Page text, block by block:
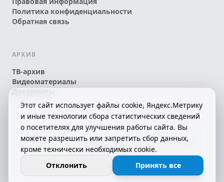
Политика конфиденциальности
Обратная связь
АРХИВ
ТВ-архив
Видеоматериалы
Документы
© 2026 АО «КРТК» • КОМИ ЙÖЗЛЫ — КОМИ
ТЕЛЕКАНАЛ!
СДЕЛАНО С ЛЮБОВЬЮ К РЕСПУБЛИКЕ КОМИ
16+
Этот сайт использует файлы cookie, Яндекс.Метрику
и иные технологии сбора статистических сведений
о посетителях для улучшения работы сайта. Вы
можете разрешить или запретить сбор данных,
кроме технически необходимых cookie.
Отклонить
Принять все